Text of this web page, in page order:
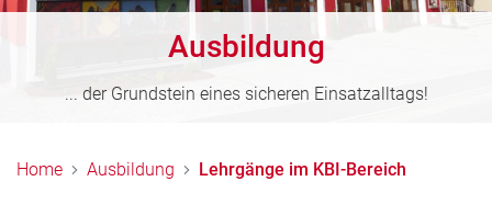
Ausbildung
... der Grundstein eines sicheren Einsatzalltags!
Home Ausbildung Lehrgänge im KBI-Bereich